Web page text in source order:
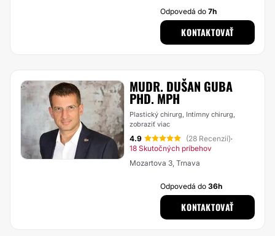
Odpovedá do7h
KONTAKTOVAŤ
MUDR. DUŠAN GUBA
PHD. MPH
Plastický chirurg, Intímny chirurg,
zobraziť viac
4.9 (28 Recenzií)·
18 Skutočných príbehov
Mozartova 3, Trnava
Odpovedá do36h
KONTAKTOVAŤ